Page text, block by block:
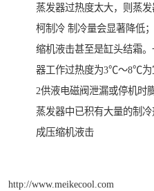
蒸发器过热度太大，则蒸
柯制冷 制冷量会显著降低
缩机液击甚至是缸头结霜
器工作过热度为3℃～8℃为
2供液电磁阀泄漏或停机时
蒸发器中已积有大量的制
成压缩机液击
http://www.meikecool.com